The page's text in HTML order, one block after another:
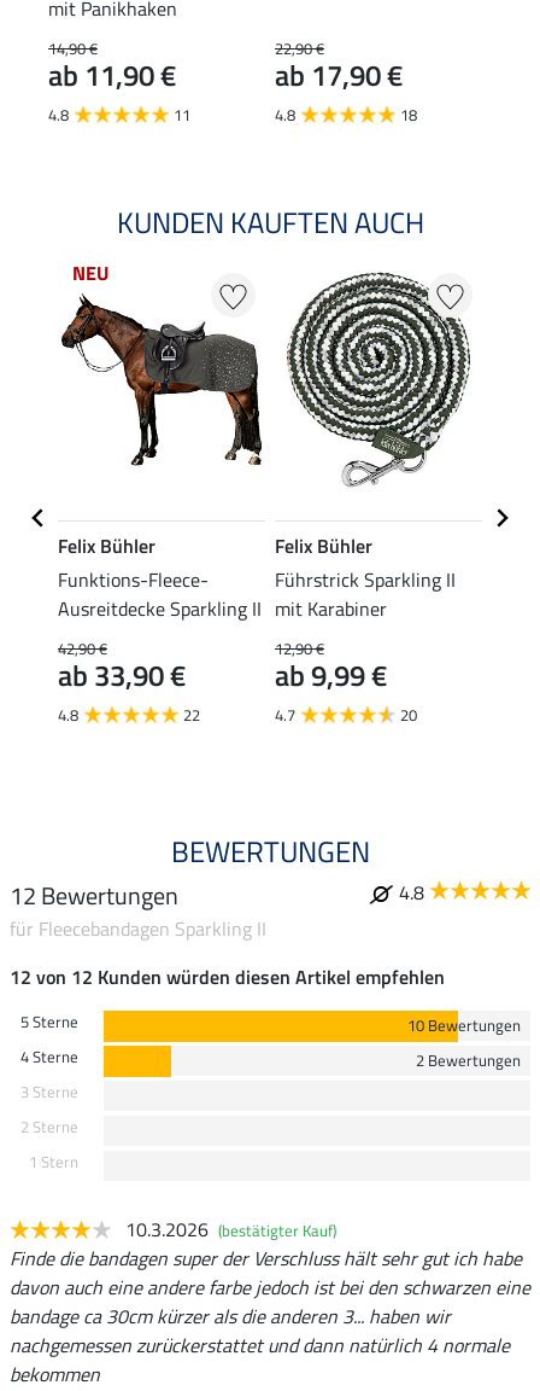
mit Panikhaken
14,90 €
ab 11,90 €
4.8 11
22,90 €
ab 17,90 €
4.8 18
KUNDEN KAUFTEN AUCH
NEU
Felix Bühler
Funktions-Fleece-
Ausreitdecke Sparkling II
42,90 €
ab 33,90 €
4.8 22
Felix Bühler
Führstrick Sparkling II
mit Karabiner
12,90 €
ab 9,99 €
4.7 20
BEWERTUNGEN
12 Bewertungen
4.8
für Fleecebandagen Sparkling II
12 von 12 Kunden würden diesen Artikel empfehlen
5 Sterne
10 Bewertungen
4 Sterne
2 Bewertungen
3 Sterne
2 Sterne
1 Stern
10.3.2026 (bestätigter Kauf)
Finde die bandagen super der Verschluss hält sehr gut ich habe
davon auch eine andere farbe jedoch ist bei den schwarzen eine
bandage ca 30cm kürzer als die anderen 3... haben wir
nachgemessen zurückerstattet und dann natürlich 4 normale
bekommen